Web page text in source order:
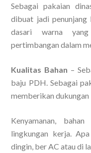
Sebagai pakaian
dibuat jadi penunjang
dasari warna
pertimbangan dalam
Kualitas Bahan –
baju PDH. Sebagai
memberikan
Kenyamanan,
lingkungan kerja.
dingin, ber AC atau di